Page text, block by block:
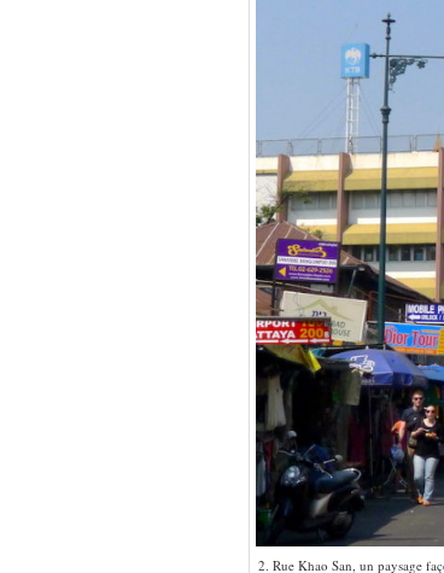
2. Rue Khao San, un paysage